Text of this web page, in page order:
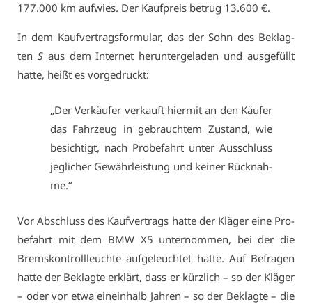
177.000 km auf­wies. Der Kauf­preis be­trug 13.600 €.
In dem Kauf­ver­trags­for­mu­lar, das der Sohn des Be­klag­
ten Saus dem In­ter­net her­un­ter­ge­la­den und aus­ge­füllt
hat­te, heißt es vor­ge­druckt:
„Der Ver­käu­fer ver­kauft hier­mit an den Käu­fer
das Fahr­zeug in ge­brauch­tem Zu­stand, wie
be­sich­tigt, nach Pro­be­fahrt un­ter Aus­schluss
jeg­li­cher Ge­währ­leis­tung und kei­ner Rück­nah­
me.“
Vor Ab­schluss des Kauf­ver­trags hat­te der Klä­ger ei­ne Pro­
be­fahrt mit dem BMW X5 un­ter­nom­men, bei der die
Brems­kon­troll­leuch­te auf­ge­leuch­tet hat­te. Auf Be­fra­gen
hat­te der Be­klag­te er­klärt, dass er kürz­lich – so der Klä­ger
– oder vor et­wa ein­ein­halb Jah­ren – so der Be­klag­te – die